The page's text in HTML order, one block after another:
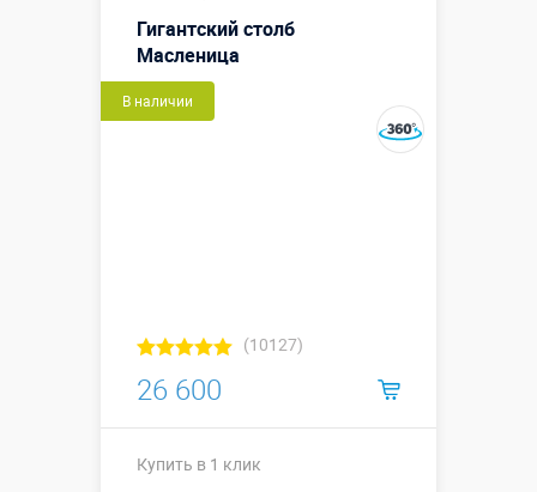
Гигантский столб
Масленица
В наличии
(10127)
26 600
Купить в 1 клик